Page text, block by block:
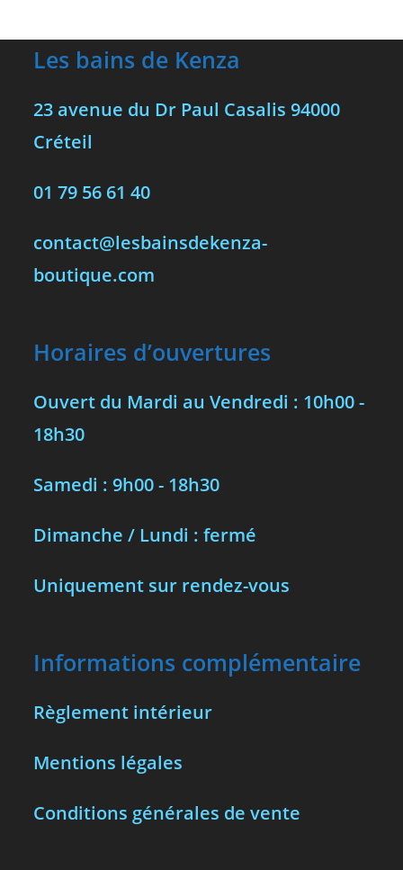
Les bains de Kenza
23 avenue du Dr Paul Casalis 94000
Créteil
01 79 56 61 40
contact@lesbainsdekenza-
boutique.com
Horaires d’ouvertures
Ouvert du Mardi au Vendredi : 10h00 -
18h30
Samedi : 9h00 - 18h30
Dimanche / Lundi : fermé
Uniquement sur rendez-vous
Informations complémentaire
Règlement intérieur
Mentions légales
Conditions générales de vente